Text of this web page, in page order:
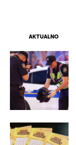
AKTUALNO